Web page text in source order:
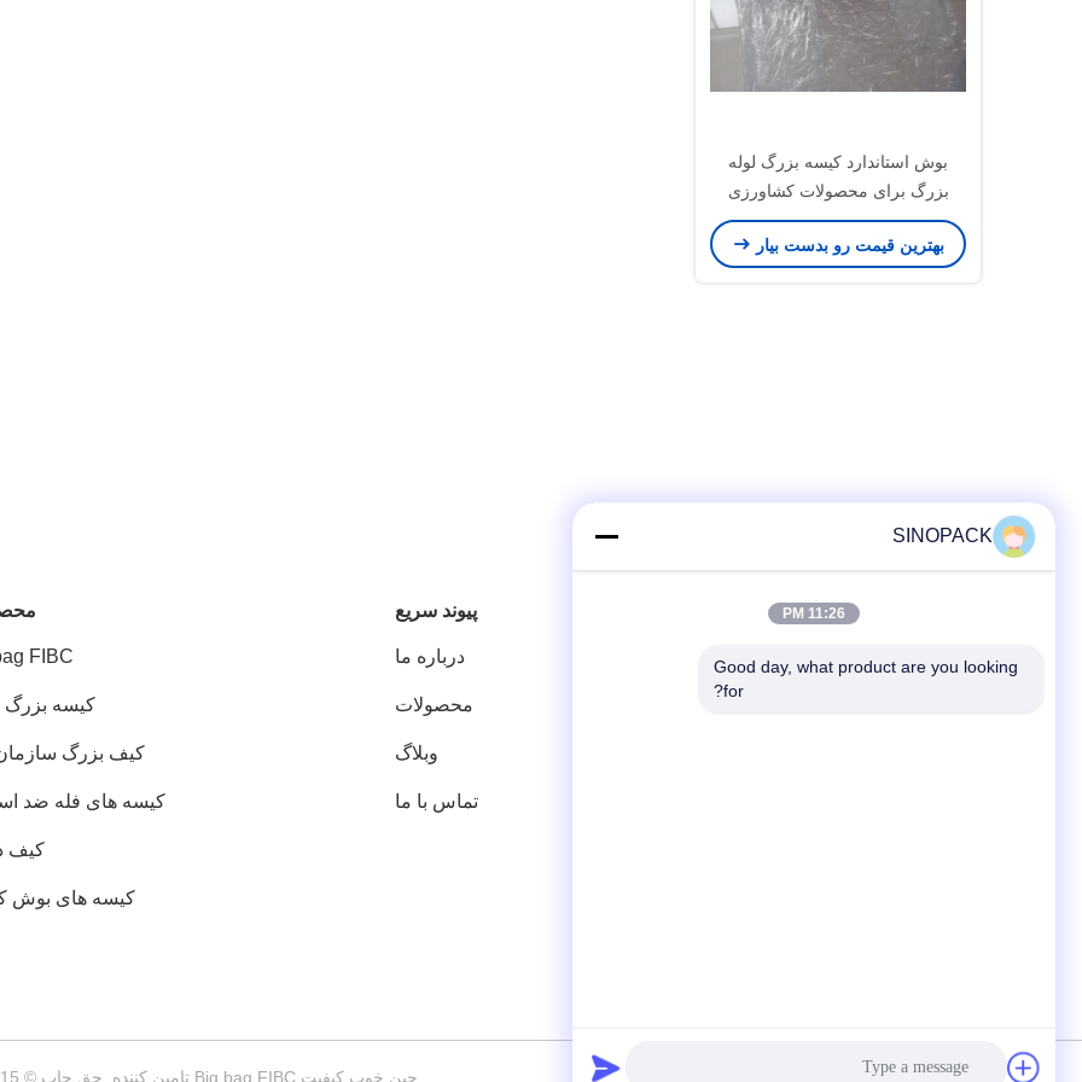
بوش استاندارد کیسه بزرگ لوله
بزرگ برای محصولات کشاورزی
سیمان شیمیایی
بهترین قیمت رو بدست بیار
پيوند سريع
درباره ما
محصولات
وبلاگ
تماس با ما
FIBC
کیسه بزرگ
کیف بزرگ
کیسه های فله ضد
کیف
کیسه های بوش
سیاست حفظ حریم خصوصی چین خوب کیفیت Big bag FIBC تامین کننده. حق چاپ © 2015-2026 SINOPACK INDUSTRIES LTD . همه حقوق محفوظ است
SINOPACK
11:26 PM
Good day, what product are you looking
for?